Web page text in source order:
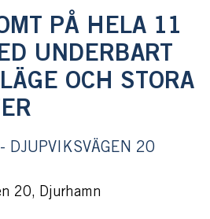
PÅ HELA 11
UNDERBART
OCH STORA
DJUPVIKSVÄGEN 20
20, Djurhamn